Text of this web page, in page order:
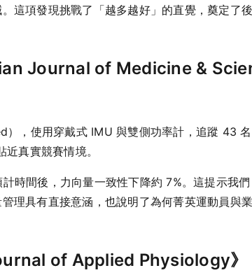
這項發現挑戰了「越多越好」的直覺，奠定了
Journal of Medicine &
，使用穿戴式 IMU 與雙側功率計，追蹤 43
真實競賽情境。
時間後，力向量一致性下降約 7%。這提示我們
理具有直接意涵，也說明了為何菁英運動員與
of Applied Physiology》